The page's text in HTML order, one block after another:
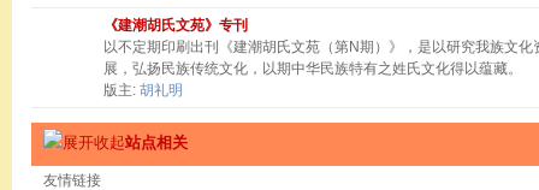
《建潮胡氏文苑》专刊
以不定期印刷出刊《建潮胡氏文苑（第N期）》，是以研究我族文
展，弘扬民族传统文化，以期中华民族特有之姓氏文化得以蕴藏。
版主: 胡礼明
站点相关
友情链接